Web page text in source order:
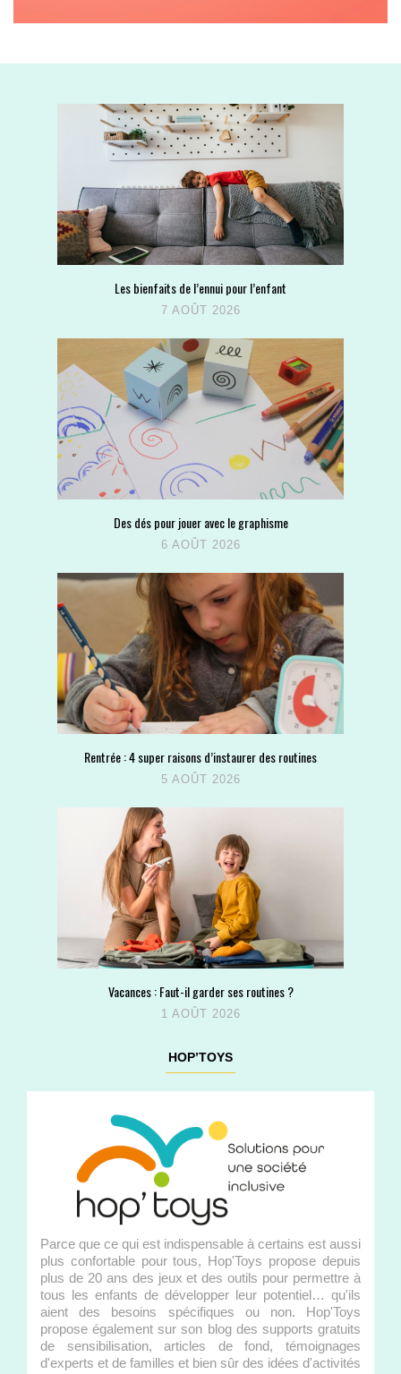
Les bienfaits de l’ennui pour l’enfant
7 AOÛT 2026
Des dés pour jouer avec le graphisme
6 AOÛT 2026
Rentrée : 4 super raisons d’instaurer des routines
5 AOÛT 2026
Vacances : Faut-il garder ses routines ?
1 AOÛT 2026
HOP’TOYS
Parce que ce qui est indispensable à certains est aussi
plus confortable pour tous, Hop'Toys propose depuis
plus de 20 ans des jeux et des outils pour permettre à
tous les enfants de développer leur potentiel… qu'ils
aient des besoins spécifiques ou non. Hop'Toys
propose également sur son blog des supports gratuits
de sensibilisation, articles de fond, témoignages
d'experts et de familles et bien sûr des idées d'activités